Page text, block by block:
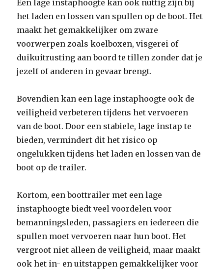
Een lage instaphoogte kan ook nuttig zijn bij
het laden en lossen van spullen op de boot. Het
maakt het gemakkelijker om zware
voorwerpen zoals koelboxen, visgerei of
duikuitrusting aan boord te tillen zonder dat je
jezelf of anderen in gevaar brengt.
Bovendien kan een lage instaphoogte ook de
veiligheid verbeteren tijdens het vervoeren
van de boot. Door een stabiele, lage instap te
bieden, vermindert dit het risico op
ongelukken tijdens het laden en lossen van de
boot op de trailer.
Kortom, een boottrailer met een lage
instaphoogte biedt veel voordelen voor
bemanningsleden, passagiers en iedereen die
spullen moet vervoeren naar hun boot. Het
vergroot niet alleen de veiligheid, maar maakt
ook het in- en uitstappen gemakkelijker voor